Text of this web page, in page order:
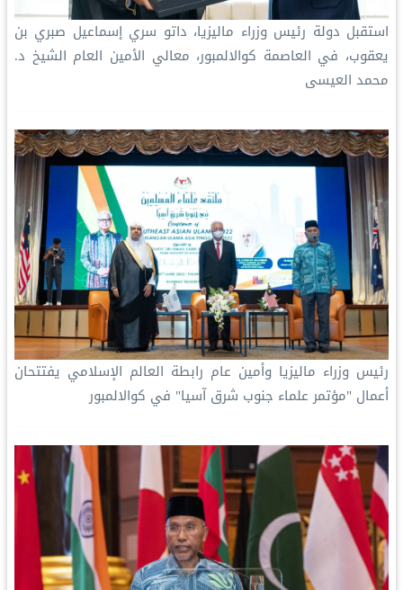
استقبل دولة رئيس وزراء ماليزيا، داتو سري إسماعيل صبري بن
يعقوب، في العاصمة كوالالمبور، معالي الأمين العام الشيخ د.
محمد العيسى‬⁩
رئيس وزراء ماليزيا وأمين عام رابطة العالم الإسلامي يفتتحان
أعمال "مؤتمر علماء جنوب شرق آسيا" في كوالالمبور